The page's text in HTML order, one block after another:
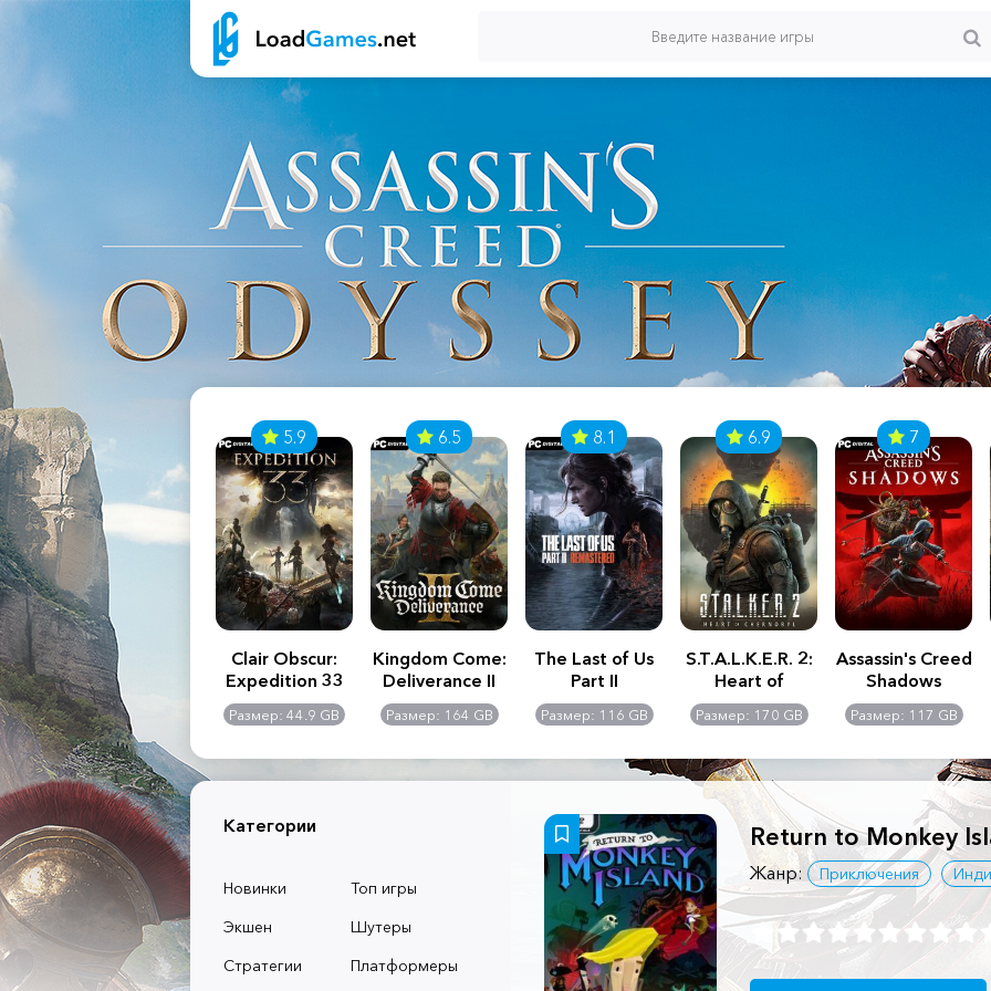
2:
-
GB
Assassin's Creed
Shadows
Размер: 117 GB
5.9
Clair Obscur:
Expedition 33
Размер: 44.9 GB
6.5
Kingdom Come:
Deliverance II
Размер: 164 GB
8.1
The Last of Us
Part II
Remastered
Размер: 116 GB
6.9
S.T.A.L.K.E.R. 2:
Heart of
Chernobyl -
Ultimate Edition
Размер: 170 GB
7
Assassin's Creed
Shadows
Размер: 117 GB
Категории
Новинки
Топ игры
Экшен
Шутеры
Стратегии
Платформеры
Return to Monkey
Жанр: Приключения